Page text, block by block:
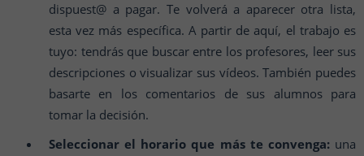
dispuest@ a pagar. Te volverá a aparecer otra lista,
esta vez más específica. A partir de aquí, el trabajo es
tuyo: tendrás que buscar entre los profesores, leer sus
descripciones o visualizar sus vídeos. También puedes
basarte en los comentarios de sus alumnos para
tomar la decisión.
Seleccionar el horario que más te convenga:una